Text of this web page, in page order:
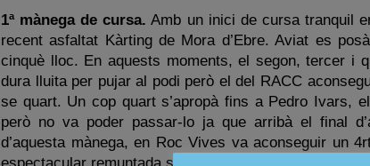
1ª mànega de cursa. Amb un inici de cursa tranquil
recent asfaltat Kàrting de Mora d’Ebre. Aviat es
cinquè lloc. En aquests moments, el segon, tercer i
dura lluita per pujar al podi però el del RACC
se quart. Un cop quart s’apropà fins a Pedro Ivars,
però no va poder passar-lo ja que arribà el final
d’aquesta mànega, en Roc Vives va aconseguir un
espectacular remuntada sense cometre cap error.